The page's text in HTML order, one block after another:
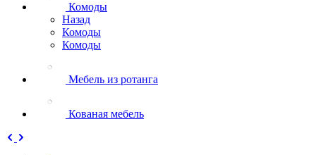
Комоды
Назад
Комоды
Комоды
Мебель из ротанга
Кованая мебель